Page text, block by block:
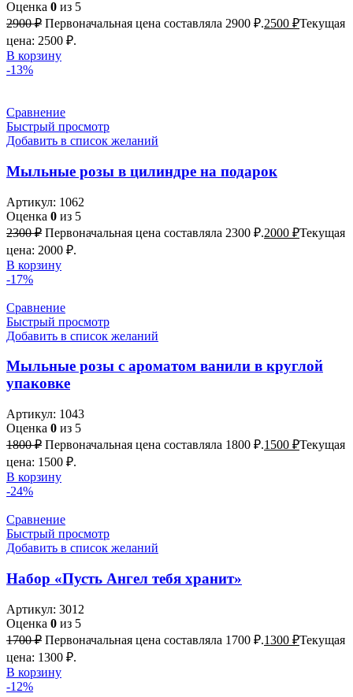
Оценка 0 из 5
2900₽ Первоначальная цена составляла 2900 ₽.2500 ₽Текущая
цена: 2500 ₽.
В корзину
-13%
Сравнение
Быстрый просмотр
Добавить в список желаний
Мыльные розы в цилиндре на подарок
Артикул: 1062
Оценка 0 из 5
2300₽ Первоначальная цена составляла 2300 ₽.2000 ₽Текущая
цена: 2000 ₽.
В корзину
-17%
Сравнение
Быстрый просмотр
Добавить в список желаний
Мыльные розы с ароматом ванили в круглой
упаковке
Артикул: 1043
Оценка 0 из 5
1800₽ Первоначальная цена составляла 1800 ₽.1500 ₽Текущая
цена: 1500 ₽.
В корзину
-24%
Сравнение
Быстрый просмотр
Добавить в список желаний
Набор «Пусть Ангел тебя хранит»
Артикул: 3012
Оценка 0 из 5
1700₽ Первоначальная цена составляла 1700 ₽.1300 ₽Текущая
цена: 1300 ₽.
В корзину
-12%